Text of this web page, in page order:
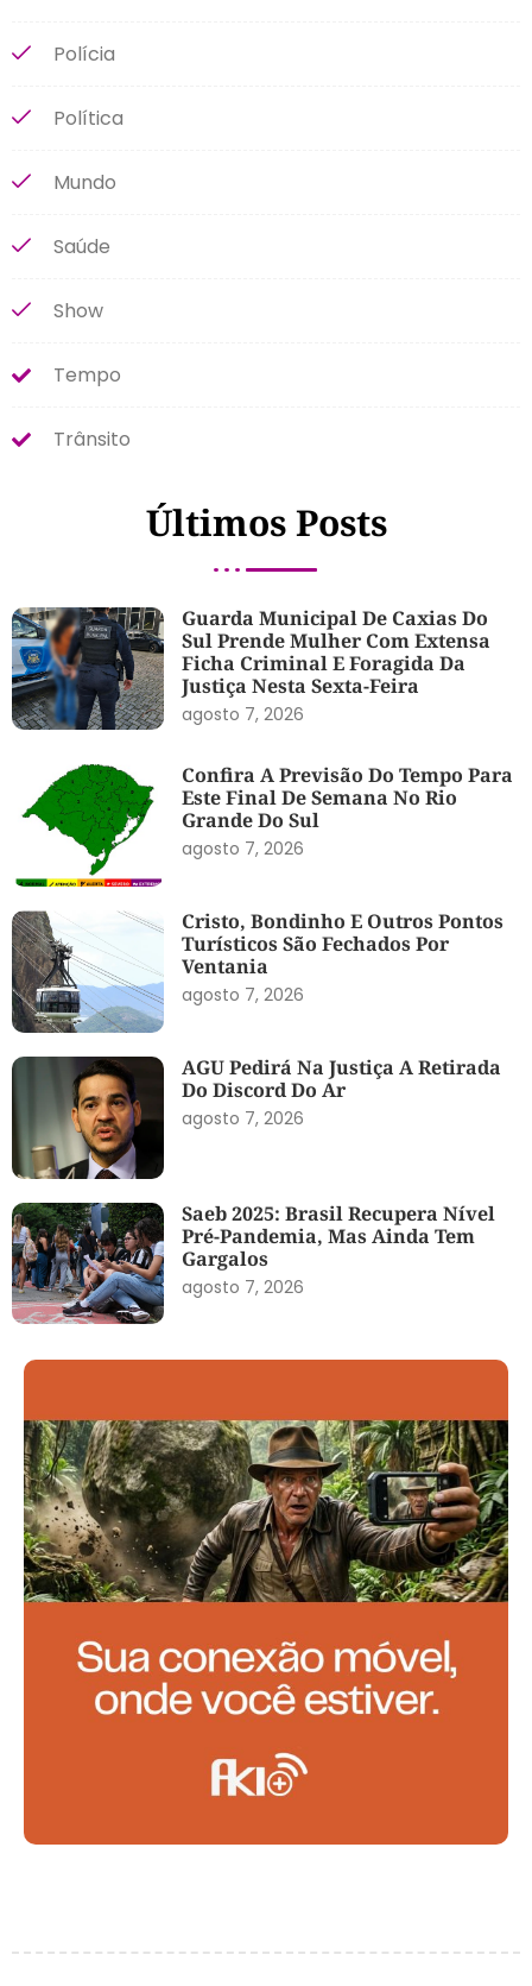
Polícia
Política
Mundo
Saúde
Show
Tempo
Trânsito
Últimos Posts
Guarda Municipal De Caxias Do
Sul Prende Mulher Com Extensa
Ficha Criminal E Foragida Da
Justiça Nesta Sexta-Feira
agosto 7, 2026
Confira A Previsão Do Tempo Para
Este Final De Semana No Rio
Grande Do Sul
agosto 7, 2026
Cristo, Bondinho E Outros Pontos
Turísticos São Fechados Por
Ventania
agosto 7, 2026
AGU Pedirá Na Justiça A Retirada
Do Discord Do Ar
agosto 7, 2026
Saeb 2025: Brasil Recupera Nível
Pré-Pandemia, Mas Ainda Tem
Gargalos
agosto 7, 2026